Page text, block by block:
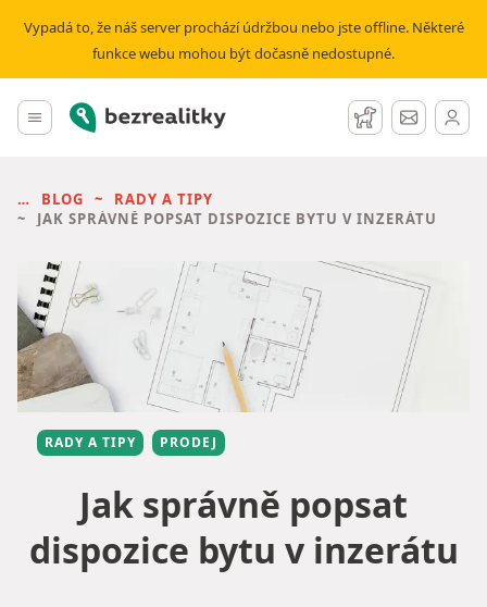
Vypadá to, že náš server prochází údržbou nebo jste offline. Některé
funkce webu mohou být dočasně nedostupné.
Hlavní menu
Bezrealitky Hlídací pes
Zprávy
BLOG
RADY A TIPY
JAK SPRÁVNĚ POPSAT DISPOZICE BYTU V INZERÁTU
RADY A TIPY PRODEJ
Jak správně popsat
dispozice bytu v inzerátu